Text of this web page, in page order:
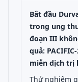
Bắt đầu
trong ung
đoạn III
quả:
miễn dịch trị
Thử nghiệm